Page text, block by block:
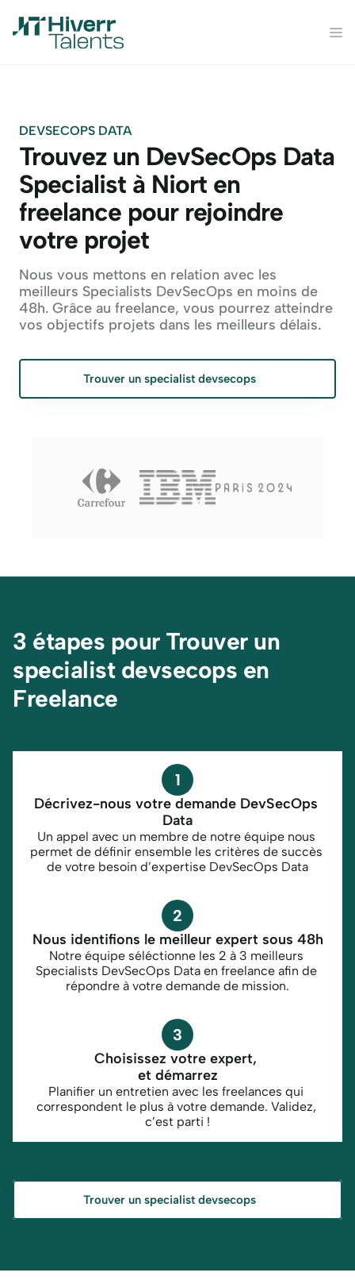
DEVSECOPS DATA
Trouvez un DevSecOps Data
Specialist à Niort en
freelance pour rejoindre
votre projet
Nous vous mettons en relation avec les
meilleurs Specialists DevSecOps en moins de
48h. Grâce au freelance, vous pourrez atteindre
vos objectifs projets dans les meilleurs délais.
Trouver un specialist devsecops
3 étapes pour Trouver un
specialist devsecops en
Freelance
1
Décrivez-nous votre demande DevSecOps
Data
Un appel avec un membre de notre équipe nous
permet de définir ensemble les critères de succès
de votre besoin d’expertise DevSecOps Data
2
Nous identifions le meilleur expert sous 48h
Notre équipe séléctionne les 2 à 3 meilleurs
Specialists DevSecOps Data en freelance afin de
répondre à votre demande de mission.
3
Choisissez votre expert,
et démarrez
Planifier un entretien avec les freelances qui
correspondent le plus à votre demande. Validez,
c’est parti !
Trouver un specialist devsecops